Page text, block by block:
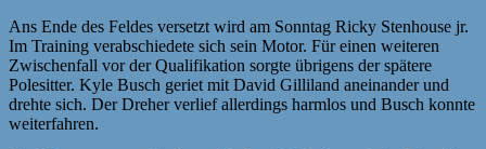
Ans Ende des Feldes versetzt wird am Sonntag Ricky Stenhouse jr.
Im Training verabschiedete sich sein Motor. Für einen weiteren
Zwischenfall vor der Qualifikation sorgte übrigens der spätere
Polesitter. Kyle Busch geriet mit David Gilliland aneinander und
drehte sich. Der Dreher verlief allerdings harmlos und Busch konnte
weiterfahren.